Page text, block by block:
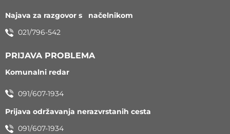
Najava za razgovor s načelnikom
021/796-542
PRIJAVA PROBLEMA
Komunalni redar
091/607-1934
Prijava održavanja nerazvrstanih cesta
091/607-1934